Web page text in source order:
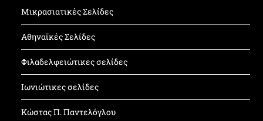
Μικρασιατικές Σελίδες
Αθηναϊκές Σελίδες
Φιλαδελφειώτικες σελίδες
Ιωνιώτικες σελίδες
Κώστας Π. Παντελόγλου